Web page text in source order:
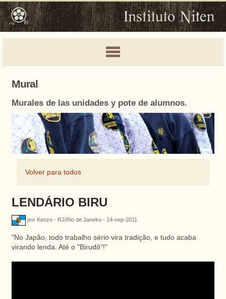
Mural
Murales de las unidades y pote de alumnos.
Volver para todos
LENDÁRIO BIRU
por Kenzo - RJ/Rio de Janeiro - 14-sep-2011
"No Japão, todo trabalho sério vira tradição, e tudo acaba
virando lenda. Até o "Birudô"!"